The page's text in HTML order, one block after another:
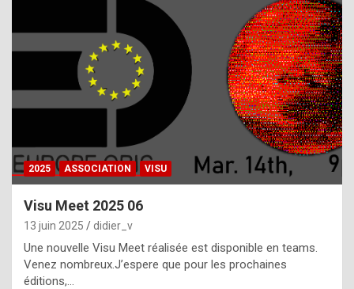
h
a
t
t
2025 ASSOCIATION VISU
Visu Meet 2025 06
13 juin 2025 didier_v
Une nouvelle Visu Meet réalisée est disponible en teams.
Venez nombreux.J’espere que pour les prochaines
éditions,…